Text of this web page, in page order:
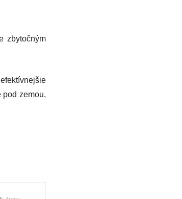
zbytočným
pod zemou,